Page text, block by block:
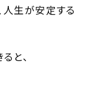
生が安定する
と、